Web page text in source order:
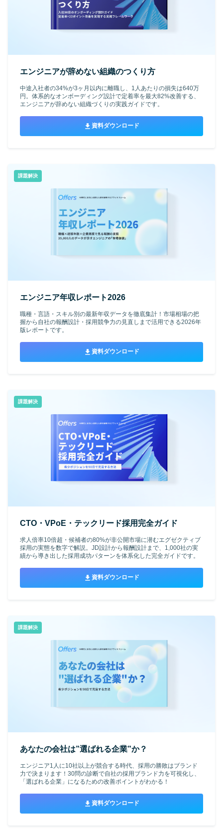
エンジニアが辞めない組織のつくり方
中途入社者の34%が3ヶ月以内に離職し、1人あたりの損失は640万
円。体系的なオンボーディング設計で定着率を最大82%改善する、
エンジニアが辞めない組織づくりの実践ガイドです。
資料ダウンロード
エンジニア年収レポート2026
職種・言語・スキル別の最新年収データを徹底集計！市場相場の把
握から自社の報酬設計・採用競争力の見直しまで活用できる2026年
版レポートです。
資料ダウンロード
CTO・VPoE・テックリード採用完全ガイド
求人倍率10倍超・候補者の80%が非公開市場に潜むエグゼクティブ
採用の実態を数字で解説。JD設計から報酬設計まで、1,000社の実
績から導き出した採用成功パターンを体系化した完全ガイドです。
資料ダウンロード
あなたの会社は”選ばれる企業”か？
エンジニア1人に10社以上が競合する時代、採用の勝敗はブランド
力で決まります！30問の診断で自社の採用ブランド力を可視化し、
「選ばれる企業」になるための改善ポイントがわかる！
資料ダウンロード